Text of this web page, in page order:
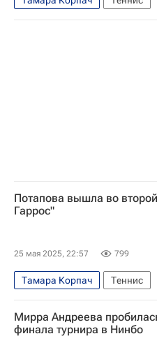
Полина Кудерметова
Потапова вышла во
Гаррос"
25 мая 2025, 22:57 799
Тамара Корпач
Теннис
Анастасия Потапова
Женская теннисная
Мирра Андреева
финала турнира в Нинбо